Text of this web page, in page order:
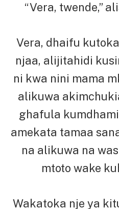
“Vera, twende,”
Vera, dhaifu
njaa, alijitahidi
ni kwa nini mama
alikuwa
ghafula
amekata tamaa
na alikuwa na
mtoto wake
Wakatoka nje ya